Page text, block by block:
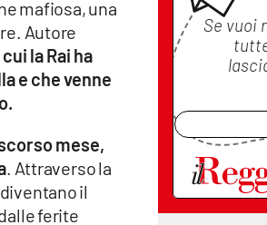
mafiosa, una
Autore
la Rai ha
e che venne
mese,
. Attraverso la
il
ferite
Se vuoi